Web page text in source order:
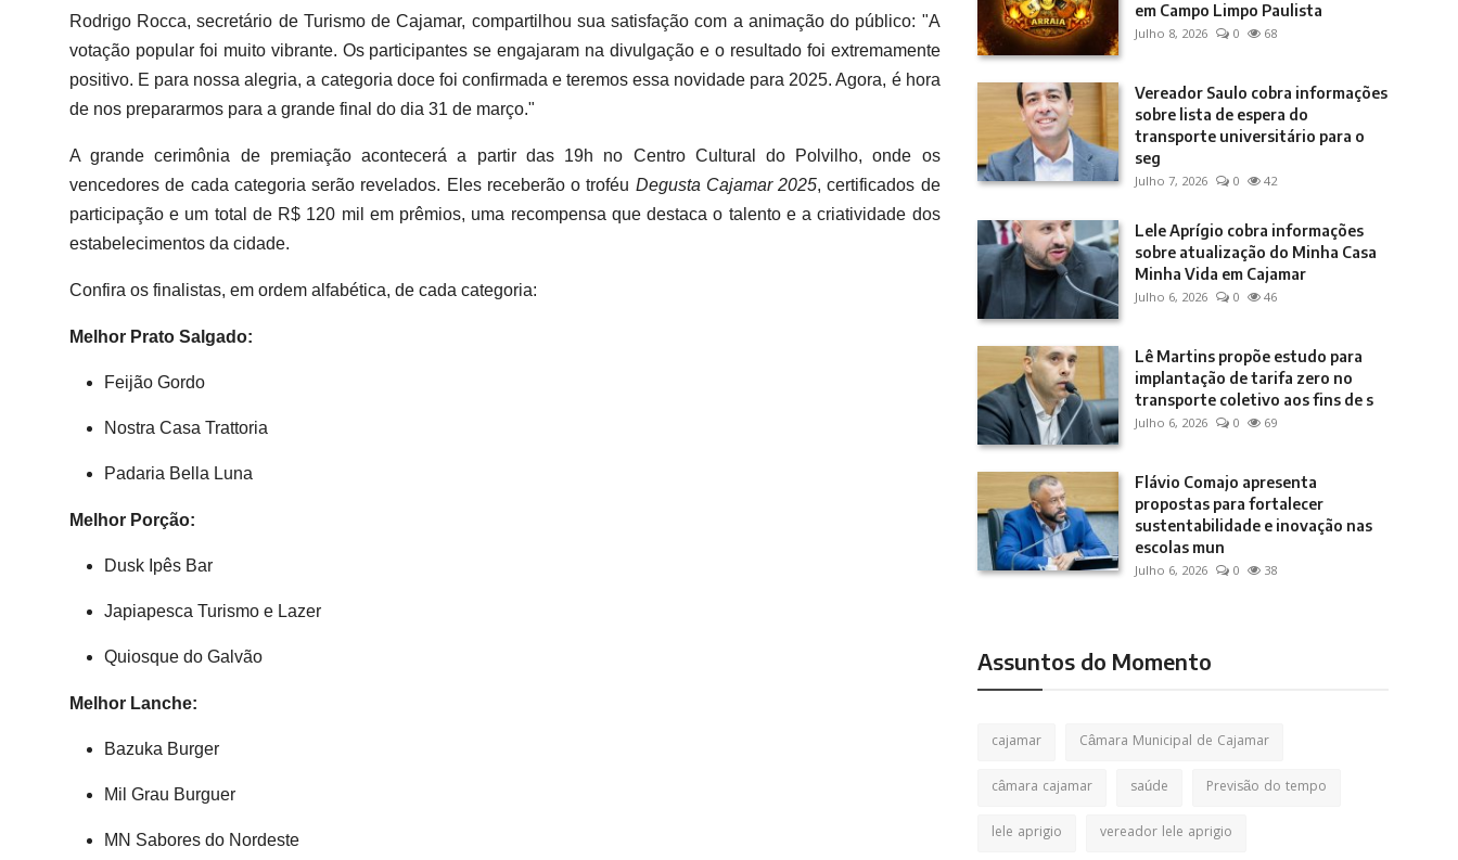
Rodrigo Rocca, secretário de Turismo de Cajamar, compartilhou sua satisfação com a animação do público: "A
votação popular foi muito vibrante. Os participantes se engajaram na divulgação e o resultado foi extremamente
positivo. E para nossa alegria, a categoria doce foi confirmada e teremos essa novidade para 2025. Agora, é hora
de nos prepararmos para a grande final do dia 31 de março."
A grande cerimônia de premiação acontecerá a partir das 19h no Centro Cultural do Polvilho, onde os
vencedores de cada categoria serão revelados. Eles receberão o troféu Degusta Cajamar 2025, certificados de
participação e um total de R$ 120 mil em prêmios, uma recompensa que destaca o talento e a criatividade dos
estabelecimentos da cidade.
Confira os finalistas, em ordem alfabética, de cada categoria:
Melhor Prato Salgado:
Feijão Gordo
Nostra Casa Trattoria
Padaria Bella Luna
Melhor Porção:
Dusk Ipês Bar
Japiapesca Turismo e Lazer
Quiosque do Galvão
Melhor Lanche:
Bazuka Burger
Mil Grau Burguer
MN Sabores do Nordeste
em Campo Limpo Paulista
Julho 8, 2026 0 68
Vereador Saulo cobra informações
sobre lista de espera do
transporte universitário para o
seg
Julho 7, 2026 0 42
Lele Aprígio cobra informações
sobre atualização do Minha Casa
Minha Vida em Cajamar
Julho 6, 2026 0 46
Lê Martins propõe estudo para
implantação de tarifa zero no
transporte coletivo aos fins de s
Julho 6, 2026 0 69
Flávio Comajo apresenta
propostas para fortalecer
sustentabilidade e inovação nas
escolas mun
Julho 6, 2026 0 38
Assuntos do Momento
cajamar
Câmara Municipal de Cajamar
câmara cajamar
saúde
Previsão do tempo
lele aprigio
vereador lele aprigio